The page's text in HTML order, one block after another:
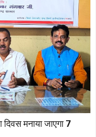
मनाया जाएगा 7